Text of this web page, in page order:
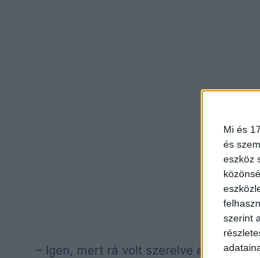
Mi és
és
eszköz
szerint
– Igen, mert rá volt szerelve egy Opel.